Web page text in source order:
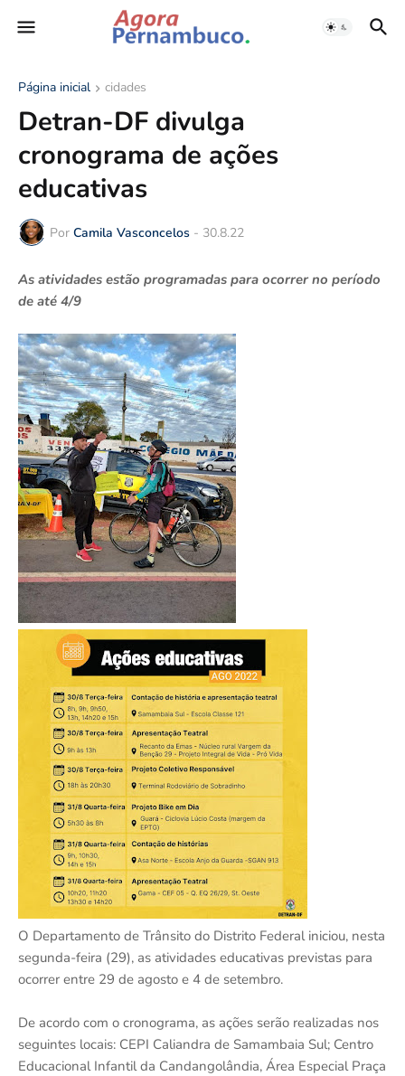
Página inicial cidades
Detran-DF divulga
cronograma de ações
educativas
Por Camila Vasconcelos - 30.8.22
As atividades estão programadas para ocorrer no período
de até 4/9
O Departamento de Trânsito do Distrito Federal iniciou, nesta
segunda-feira (29), as atividades educativas previstas para
ocorrer entre 29 de agosto e 4 de setembro.
De acordo com o cronograma, as ações serão realizadas nos
seguintes locais: CEPI Caliandra de Samambaia Sul; Centro
Educacional Infantil da Candangolândia, Área Especial Praça